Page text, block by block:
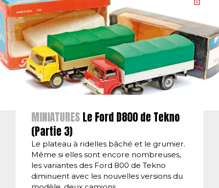
MINIATURES Le Ford D800 de Tekno
(Partie 3)
Le plateau à ridelles bâché et le grumier.
Même si elles sont encore nombreuses,
les variantes des Ford 800 de Tekno
diminuent avec les nouvelles versions du